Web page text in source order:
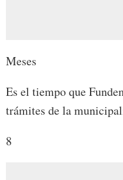
Meses
Es el tiempo que
trámites de la
8